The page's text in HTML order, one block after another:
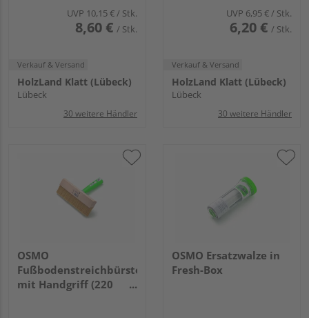
UVP 10,15 €/ Stk.
8,60 € / Stk.
Verkauf & Versand
HolzLand Klatt (Lübeck)
Lübeck
30 weitere Händler
UVP 6,95 €/ Stk.
6,20 € / Stk.
Verkauf & Versand
HolzLand Klatt (Lübeck)
Lübeck
30 weitere Händler
OSMO
Fußbodenstreichbürste
mit Handgriff (220
OSMO Ersatzwalze in
Fresh-Box